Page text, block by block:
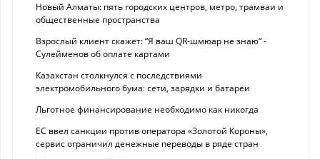
Новый Алматы: пять городских центров, метро, трамваи и
общественные пространства
Взрослый клиент скажет: “Я ваш QR-шмюар не знаю“ -
Сулейменов об оплате картами
Казахстан столкнулся с последствиями
электромобильного бума: сети, зарядки и батареи
Льготное финансирование необходимо как никогда
ЕС ввел санкции против оператора «Золотой Короны»,
сервис ограничил денежные переводы в ряде стран